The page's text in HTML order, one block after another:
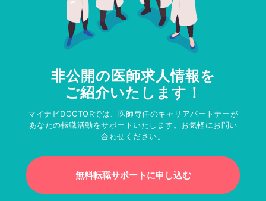
非公開の医師求人情報を
ご紹介いたします！
マイナビDOCTORでは、医師専任のキャリアパートナーが
あなたの転職活動をサポートいたします。お気軽にお問い
合わせください。
無料転職サポートに申し込む